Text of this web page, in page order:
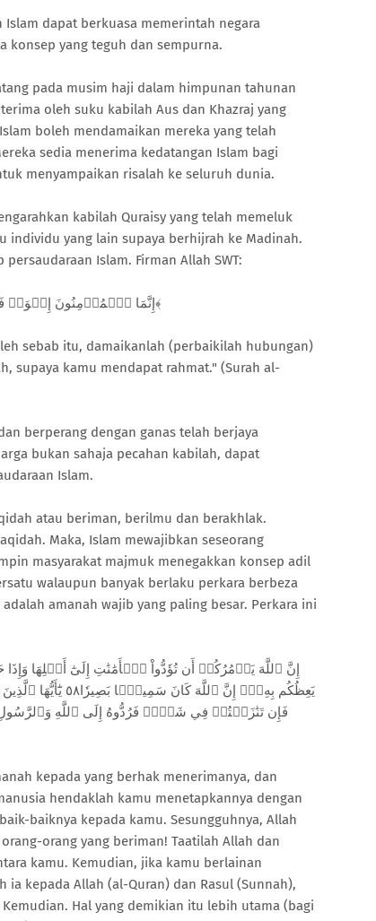
Islam dapat berkuasa memerintah negara
konsep yang teguh dan sempurna.
pada musim haji dalam himpunan tahunan
oleh suku kabilah Aus dan Khazraj yang
boleh mendamaikan mereka yang telah
sedia menerima kedatangan Islam bagi
menyampaikan risalah ke seluruh dunia.
kabilah Quraisy yang telah memeluk
individu yang lain supaya berhijrah ke Madinah.
Islam. Firman Allah SWT:
﴿إِنَّمَا ٱلۡمُؤۡمِنُونَ إِخۡوَةٞ فَأَصۡلِحُواْ بَيۡنَ أَخَوَيۡكُمۡۚ وَٱتَّقُواْ ٱللَّهَ لَعَلَّكُمۡ تُرۡحَمُونَ١٠﴾
sebab itu, damaikanlah (perbaikilah hubungan)
supaya kamu mendapat rahmat." (Surah al-
berperang dengan ganas telah berjaya
bukan sahaja pecahan kabilah, dapat
Islam.
atau beriman, berilmu dan berakhlak.
Maka, Islam mewajibkan seseorang
masyarakat majmuk menegakkan konsep adil
walaupun banyak berlaku perkara berbeza
amanah wajib yang paling besar. Perkara ini
يَعِظُكُم بِهِۦٓۗ إِنَّ
فَإِن تَنَٰزَعۡتُمۡ فِي شَيۡءٖ فَرُدُّوهُ إِلَى ٱللَّهِ
kepada yang berhak menerimanya, dan
hendaklah kamu menetapkannya dengan
baiknya kepada kamu. Sesungguhnya, Allah
orang yang beriman! Taatilah Allah dan
kamu. Kemudian, jika kamu berlainan
kepada Allah (al-Quran) dan Rasul (Sunnah),
Hal yang demikian itu lebih utama (bagi